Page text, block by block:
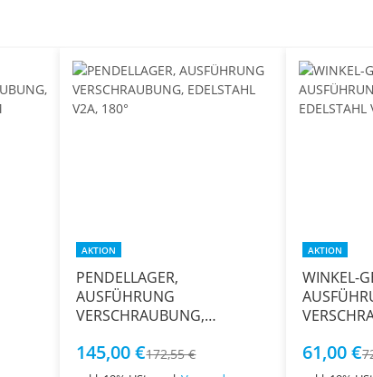
AKTION
PENDELLAGER,
AUSFÜHRUNG
VERSCHRAUBUNG,
145,00 €172,55 €
AKTION
WINKEL-
61,00 €